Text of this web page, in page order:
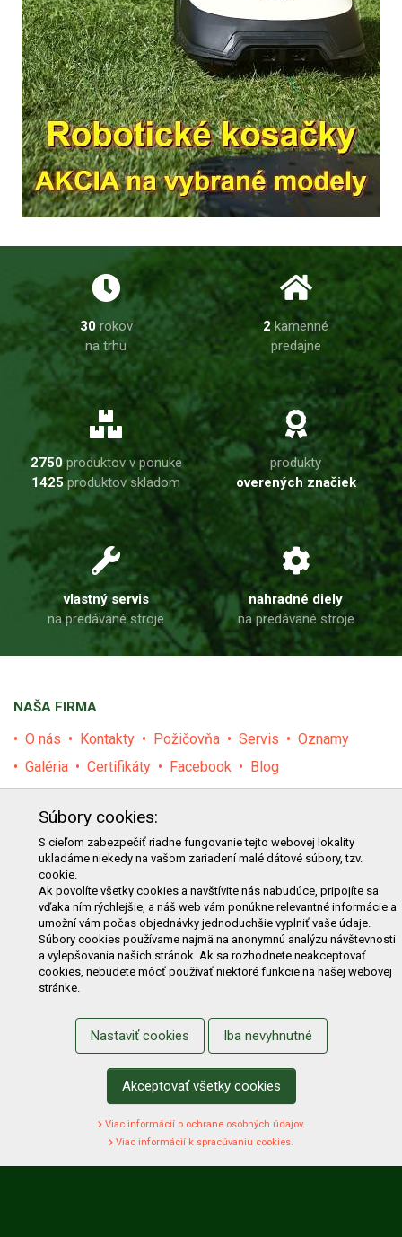
30rokov
na trhu
2 kamenné
predajne
2750produktov v ponuke
1425produktov skladom
produkty
overených značiek
vlastný servis
na predávané stroje
nahradné diely
na predávané stroje
NAŠA FIRMA
O nás Kontakty Požičovňa Servis
Oznamy
Galéria
Certifikáty Facebook Blog
E-shop Akcie Darčekové poukážky
Katalógy
Zľavy
Novinky Predávané značky
Bazár
Výzvy pre obce a firmy
NAKUPOVANIE
Obchodné podmienky
Cenník prepravy
Reklamačný poriadok
Odstúpenie od kúpy
Protokol na odstúpenie od kúpy
Alternatívne riešenie sporu
Ochrana osobných údajov
Používanie cookies
Nákup na splátky
Registrácia Košík
Zmena údajov
Zmena hesla
Prihlasiť sa na odber noviniek
Súbory cookies:
S cieľom zabezpečiť riadne fungovanie tejto webovej lokality
ukladáme niekedy na vašom zariadení malé dátové súbory, tzv.
cookie.
Ak povolíte všetky cookies a navštívite nás nabudúce, pripojíte sa
vďaka ním rýchlejšie, a náš web vám ponúkne relevantné informácie a
umožní vám počas objednávky jednoduchšie vyplniť vaše údaje.
Súbory cookies používame najmä na anonymnú analýzu návštevnosti
a vylepšovania našich stránok. Ak sa rozhodnete neakceptovať
cookies, nebudete môcť používať niektoré funkcie na našej webovej
stránke.
Nastaviť cookies Iba nevyhnutné
Akceptovať všetky cookies
Viac informácií o ochrane osobných údajov.
Viac informácií k spracúvaniu cookies.